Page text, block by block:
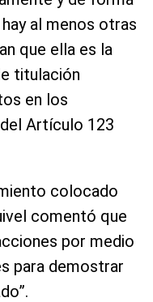
al menos otras
que ella es la
titulación
en los
Artículo 123
colocado
comentó que
por medio
para demostrar